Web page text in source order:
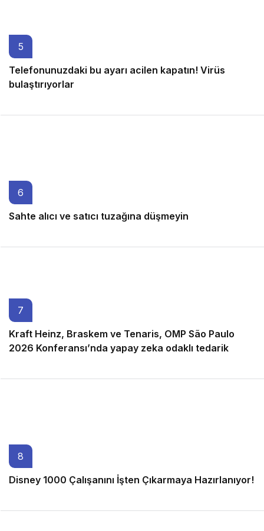
5
Telefonunuzdaki bu ayarı acilen kapatın! Virüs
bulaştırıyorlar
6
Sahte alıcı ve satıcı tuzağına düşmeyin
7
Kraft Heinz, Braskem ve Tenaris, OMP São Paulo
2026 Konferansı’nda yapay zeka odaklı tedarik
8
Disney 1000 Çalışanını İşten Çıkarmaya Hazırlanıyor!